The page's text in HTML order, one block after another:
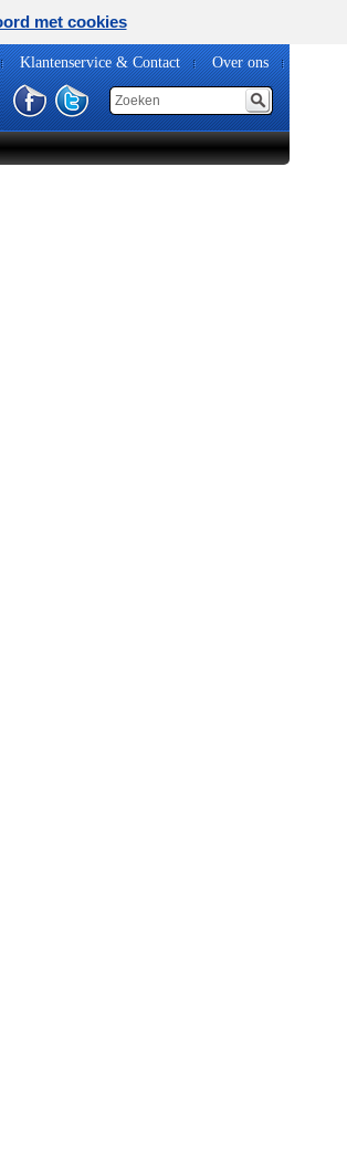
Klantenservice & Contact Over ons
met cookies